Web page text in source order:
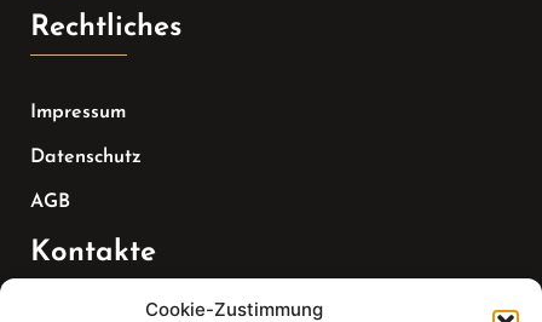
Cookie-Zustimmung
Rechtliches
Impressum
Datenschutz
AGB
Kontakte